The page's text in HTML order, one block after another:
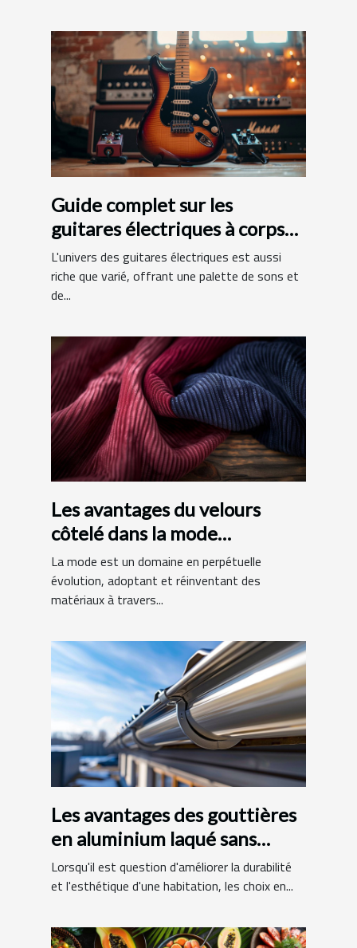
Guide complet sur les
guitares électriques à corps
en aulne et manche en érable
L'univers des guitares électriques est aussi
riche que varié, offrant une palette de sons et
de...
Les avantages du velours
côtelé dans la mode
contemporaine
La mode est un domaine en perpétuelle
évolution, adoptant et réinventant des
matériaux à travers...
Les avantages des gouttières
en aluminium laqué sans
raccords
Lorsqu'il est question d'améliorer la durabilité
et l'esthétique d'une habitation, les choix en...